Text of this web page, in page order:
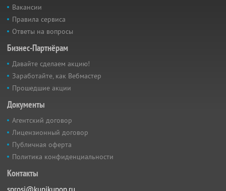
Вакансии
Правила сервиса
Ответы на вопросы
Бизнес-Партнёрам
Давайте сделаем акцию!
Заработайте, как Вебмастер
Прошедшие акции
Документы
Агентский договор
Лицензионный договор
Публичная оферта
Политика конфиденциальности
Контакты